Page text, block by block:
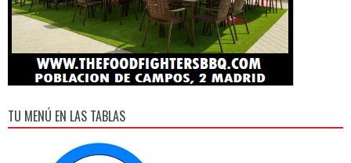
TU MENÚ EN LAS TABLAS